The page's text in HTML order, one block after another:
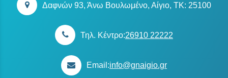
Δαφνών 93, Άνω Βουλωμένο, Αίγιο, TK: 25100
Τηλ. Κέντρο:26910 22222
Email:info@gnaigio.gr